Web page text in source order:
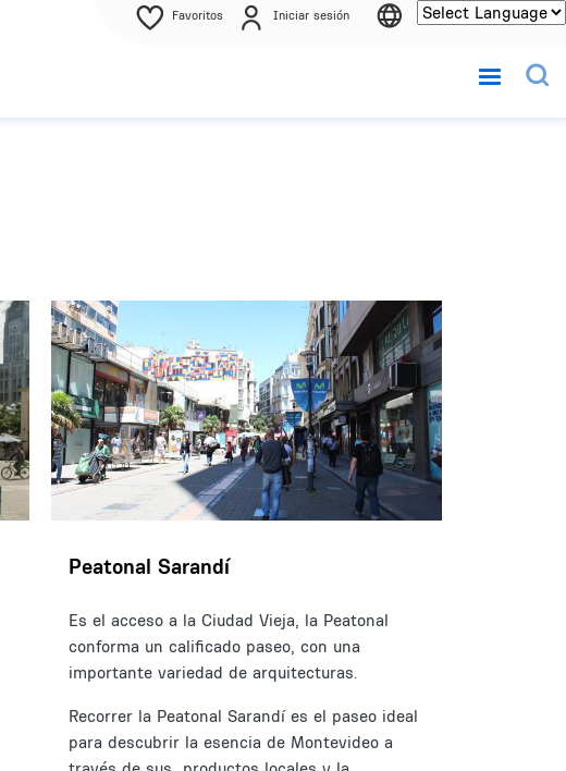
Favoritos Iniciar sesión
Peatonal Sarandí
Es el acceso a la Ciudad Vieja, la Peatonal
conforma un calificado paseo, con una
importante variedad de arquitecturas.
Recorrer la Peatonal Sarandí es el paseo ideal
para descubrir la esencia de Montevideo a